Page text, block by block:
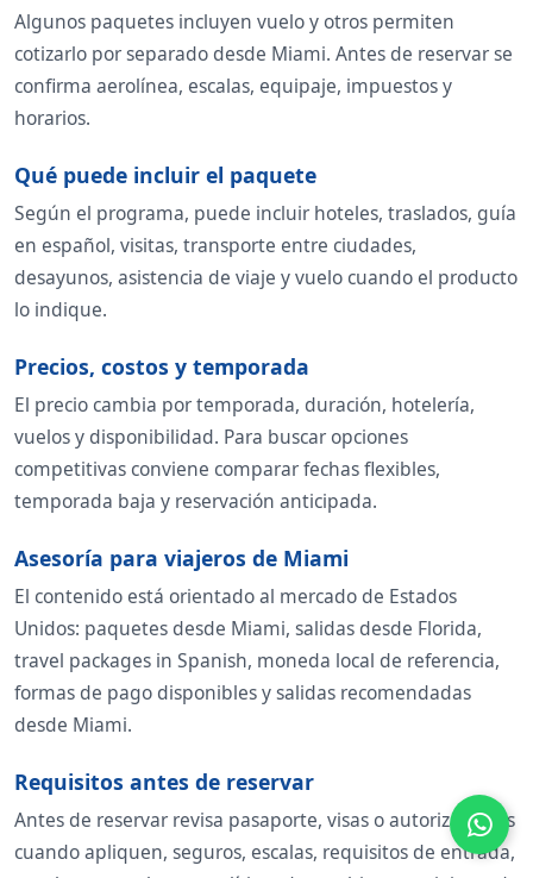
Algunos paquetes incluyen vuelo y otros permiten
cotizarlo por separado desde Miami. Antes de reservar se
confirma aerolínea, escalas, equipaje, impuestos y
horarios.
Qué puede incluir el paquete
Según el programa, puede incluir hoteles, traslados, guía
en español, visitas, transporte entre ciudades,
desayunos, asistencia de viaje y vuelo cuando el producto
lo indique.
Precios, costos y temporada
El precio cambia por temporada, duración, hotelería,
vuelos y disponibilidad. Para buscar opciones
competitivas conviene comparar fechas flexibles,
temporada baja y reservación anticipada.
Asesoría para viajeros de Miami
El contenido está orientado al mercado de Estados
Unidos: paquetes desde Miami, salidas desde Florida,
travel packages in Spanish, moneda local de referencia,
formas de pago disponibles y salidas recomendadas
desde Miami.
Requisitos antes de reservar
Antes de reservar revisa pasaporte, visas o autorizaciones
cuando apliquen, seguros, escalas, requisitos de entrada,